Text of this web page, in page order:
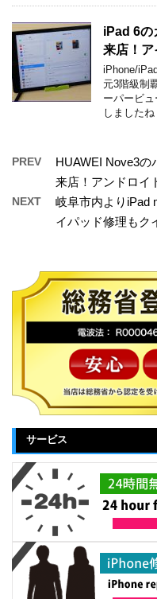
iPad 6の
来店！ア
iPhone/
元3階級制
ーパービ
しました
PREV
HUAWEI Nove3
来店！アンドロイ
NEXT
岐阜市内よりiPad
イパッド修理もク
サービス